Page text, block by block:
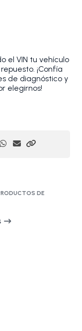
el VIN tu vehículo
¡Confía
de diagnóstico y
elegirnos!
DE